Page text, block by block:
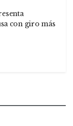
con giro más